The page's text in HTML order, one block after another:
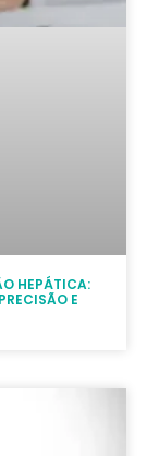
HEPÁTICA:
E